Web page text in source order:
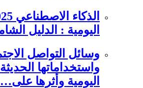
اليومية : الدليل
وسائل التواصل
واستخداماتها
اليومية وأثرها على…